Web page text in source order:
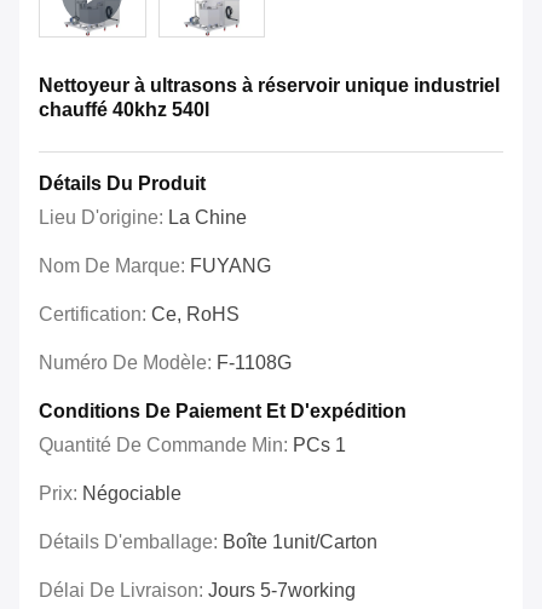
Nettoyeur à ultrasons à réservoir unique industriel
chauffé 40khz 540l
Détails Du Produit
Lieu D'origine: La Chine
Nom De Marque: FUYANG
Certification: Ce, RoHS
Numéro De Modèle: F-1108G
Conditions De Paiement Et D'expédition
Quantité De Commande Min: PCs 1
Prix: Négociable
Détails D'emballage: Boîte 1unit/carton
Délai De Livraison: Jours 5-7working